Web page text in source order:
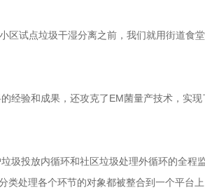
区试点垃圾干湿分离之前，我们就用街道食
经验和成果，还攻克了EM菌量产技术，实现
投放内循环和社区垃圾处理外循环的全程监
处理各个环节的对象都被整合到一个平台